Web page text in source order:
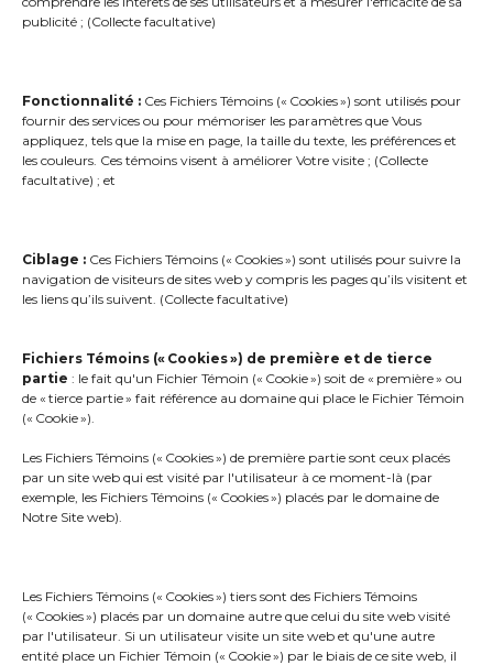
publicité ; (Collecte facultative)
Fonctionnalité : Ces Fichiers Témoins (« Cookies ») sont utilisés pour
fournir des services ou pour mémoriser les paramètres que Vous
appliquez, tels que la mise en page, la taille du texte, les préférences et
les couleurs. Ces témoins visent à améliorer Votre visite ; (Collecte
facultative) ; et
Ciblage : Ces Fichiers Témoins (« Cookies ») sont utilisés pour suivre la
navigation de visiteurs de sites web y compris les pages qu’ils visitent et
les liens qu’ils suivent. (Collecte facultative)
Fichiers Témoins (« Cookies ») de première et de tierce
partie : le fait qu'un Fichier Témoin (« Cookie ») soit de « première » ou
de « tierce partie » fait référence au domaine qui place le Fichier Témoin
(« Cookie »).
Les Fichiers Témoins (« Cookies ») de première partie sont ceux placés
par un site web qui est visité par l'utilisateur à ce moment-là (par
exemple, les Fichiers Témoins (« Cookies ») placés par le domaine de
Notre Site web).
Les Fichiers Témoins (« Cookies ») tiers sont des Fichiers Témoins
(« Cookies ») placés par un domaine autre que celui du site web visité
par l'utilisateur. Si un utilisateur visite un site web et qu'une autre
entité place un Fichier Témoin (« Cookie ») par le biais de ce site web, il
NOS CENTRES SECONDAIRES EN
ET DÉPLOYER EFFICACEMENT LES
INTERVENANTS SUR LE LIEU DE
L’URGENCE
UN CITOYEN APPELLE AU 9-1-
1. Un préposé aux appels d’urgence valide la
nature de l’urgence, le numéro de téléphone
du citoyen ainsi que l’adresse et le lieu de
l’urgence.
police et pompier) pendant qu’un répartiteur
déploie des intervenants.